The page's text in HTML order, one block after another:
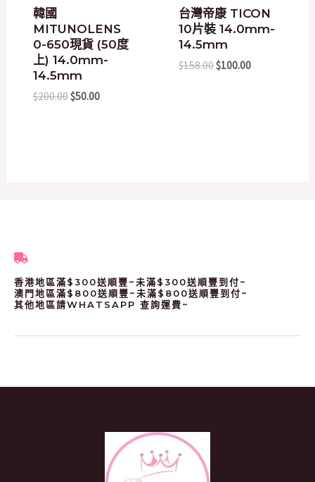
韓國
MITUNOLENS
0-650現貨 (50度
上) 14.0mm-
14.5mm
$200.00$50.00
台灣帝康 TICON
10片裝 14.0mm-
14.5mm
$158.00$100.00
香港地區滿$300送順豐~未滿$300送順豐到付~
澳門地區滿$800送順豐~未滿$800送順豐到付~
其他地區請WHATSAPP 查詢運費~